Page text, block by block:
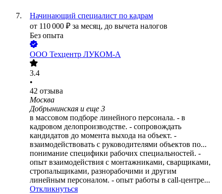
Начинающий специалист по кадрам
от 110 000 ₽ за месяц, до вычета налогов
Без опыта
ООО Техцентр ЛУКОМ-А
3.4
•
42 отзыва
Москва
Добрынинская и еще 3
в массовом подборе линейного персонала. - в
кадровом делопроизводстве. - сопровождать
кандидатов до момента выхода на объект. -
взаимодействовать с руководителями объектов по...
понимание специфики рабочих специальностей. -
опыт взаимодействия с монтажниками, сварщиками,
стропальщиками, разнорабочими и другим
линейным персоналом. - опыт работы в call-центре...
Откликнуться